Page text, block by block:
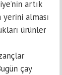
artık
alması
ürünler
çay